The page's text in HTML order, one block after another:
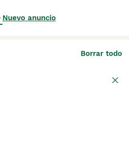
Nuevo anuncio
Borrar todo